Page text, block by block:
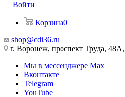
Войти
Корзина0
shop@cdi36.ru
г. Воронеж, проспект Труда,
Мы в мессенджере Max
Вконтакте
Telegram
YouTube